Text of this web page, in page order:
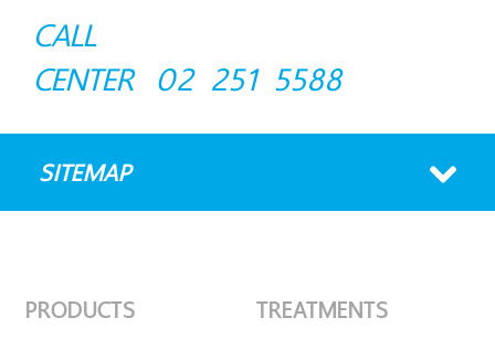
CALL
CENTER 02 251 5588
SITEMAP
PRODUCTS TREATMENTS